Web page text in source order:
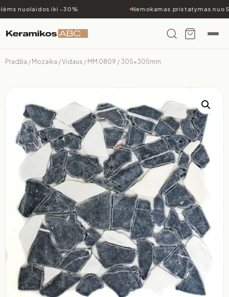
nuolaidos iki -30% Nemokamas pristatymas nuo
Pradžia / Mozaika /Vidaus / MM 0809 / 305x305mm